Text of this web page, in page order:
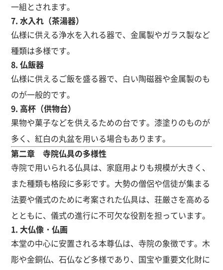
一組とされます。
7. 水入れ（茶湯器）
仏様に供える浄水を入れる器で、金属製やガラス製など
種類は多様です。
8. 仏飯器
仏様に供えるご飯を盛る器で、白い陶磁器や金属製のも
のが一般的です。
9. 高杯（供物台）
果物や菓子などを供えるための台です。漆塗りのものが
多く、紅白の丸盆を用いる場合もあります。
第二章 寺院仏具の多様性
寺院で用いられる仏具は、家庭用よりも規模が大きく、
また種類も格段に多彩です。大勢の僧侶や信徒が集まる
法要や儀式のために考案された仏具は、荘厳さを高める
とともに、儀式の進行に不可欠な役割を担っています。
1. 大仏像・仏画
本堂の中心に安置される本尊仏は、寺院の象徴です。木
彫や金銅仏、石仏など多様であり、国宝や重要文化財に